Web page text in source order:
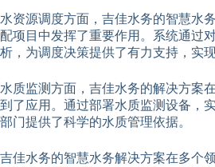
水资源调度方面，吉佳水务的智慧水
配项目中发挥了重要作用。系统通过
析，为调度决策提供了有力支持，实
水质监测方面，吉佳水务的解决方案
到了应用。通过部署水质监测设备，
部门提供了科学的水质管理依据。
吉佳水务的智慧水务解决方案在多个